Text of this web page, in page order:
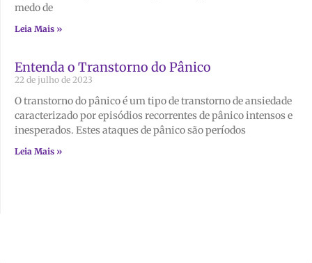
medo de
Leia Mais »
Entenda o Transtorno do Pânico
22 de julho de 2023
O transtorno do pânico é um tipo de transtorno de ansiedade
caracterizado por episódios recorrentes de pânico intensos e
inesperados. Estes ataques de pânico são períodos
Leia Mais »